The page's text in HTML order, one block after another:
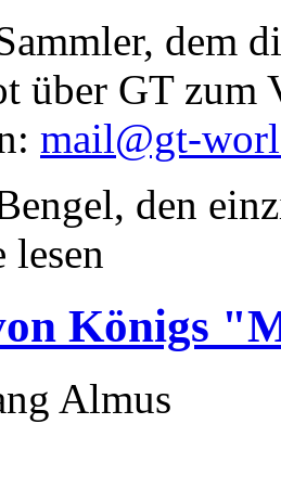
dem
über GT zum
mail@gt-
den
lesen
Königs
Almus